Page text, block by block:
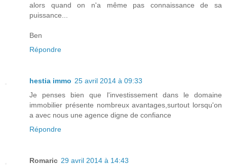
alors quand on n'a même pas connaissance de sa
puissance...
Ben
Répondre
hestia immo 25 avril 2014 à 09:33
Je penses bien que l'investissement dans le domaine
immobilier présente nombreux avantages,surtout lorsqu'on
a avec nous une agence digne de confiance
Répondre
Romaric 29 avril 2014 à 14:43